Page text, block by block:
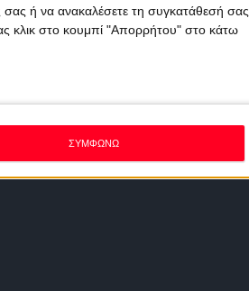
σας ή να ανακαλέσετε τη συγκατάθεσή σας
κλικ στο κουμπί "Απορρήτου" στο κάτω
ΣΥΜΦΩΝΩ